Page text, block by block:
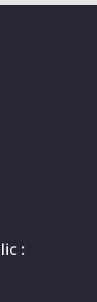
: